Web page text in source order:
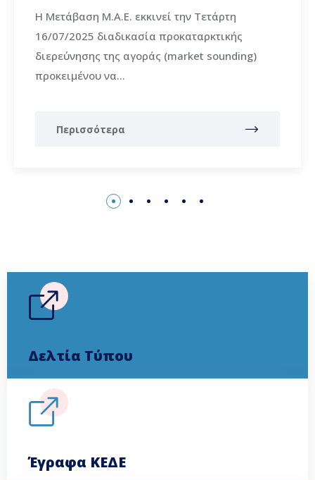
Η Μετάβαση Μ.Α.Ε. εκκινεί την Τετάρτη
16/07/2025 διαδικασία προκαταρκτικής
διερεύνησης της αγοράς (market sounding)
προκειμένου να...
Περισσότερα
Δελτία Τύπου
Έγραφα ΚΕΔΕ